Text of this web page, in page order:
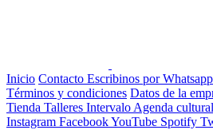
Inicio Contacto Escribinos por Whatsapp
Términos y condiciones Datos de la
Tienda Talleres Intervalo Agenda cultural
Instagram FacebookYouTube Spotify